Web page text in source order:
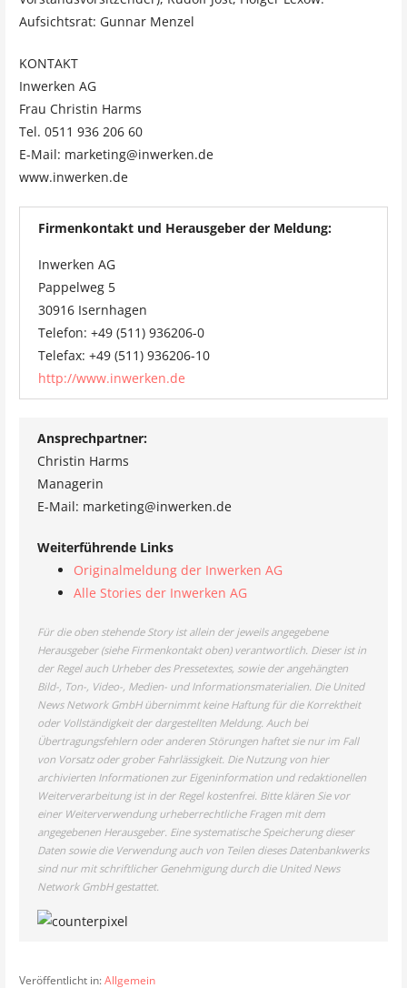
Aufsichtsrat: Gunnar Menzel
KONTAKT
Inwerken AG
Frau Christin Harms
Tel. 0511 936 206 60
E-Mail: marketing@inwerken.de
www.inwerken.de
Firmenkontakt und Herausgeber der Meldung:
Inwerken AG
Pappelweg 5
30916 Isernhagen
Telefon: +49 (511) 936206-0
Telefax: +49 (511) 936206-10
http://www.inwerken.de
Ansprechpartner:
Christin Harms
Managerin
E-Mail: marketing@inwerken.de
Weiterführende Links
Originalmeldung der Inwerken AG
Alle Stories der Inwerken AG
Für die oben stehende Story ist allein der jeweils angegebene
Herausgeber (siehe Firmenkontakt oben) verantwortlich. Dieser ist in
der Regel auch Urheber des Pressetextes, sowie der angehängten
Bild-, Ton-, Video-, Medien- und Informationsmaterialien. Die United
News Network GmbH übernimmt keine Haftung für die Korrektheit
oder Vollständigkeit der dargestellten Meldung. Auch bei
Übertragungsfehlern oder anderen Störungen haftet sie nur im Fall
von Vorsatz oder grober Fahrlässigkeit. Die Nutzung von hier
archivierten Informationen zur Eigeninformation und redaktionellen
Weiterverarbeitung ist in der Regel kostenfrei. Bitte klären Sie vor
einer Weiterverwendung urheberrechtliche Fragen mit dem
angegebenen Herausgeber. Eine systematische Speicherung dieser
Daten sowie die Verwendung auch von Teilen dieses Datenbankwerks
sind nur mit schriftlicher Genehmigung durch die United News
Network GmbH gestattet.
Veröffentlicht in:Allgemein